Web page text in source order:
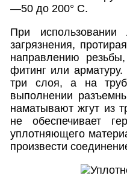
—50 до 200° С.
При
загрязнения,
направлению
фитинг или
три слоя, а на
выполнении
наматывают жгут из
не обеспечивает
уплотняющего
произвести